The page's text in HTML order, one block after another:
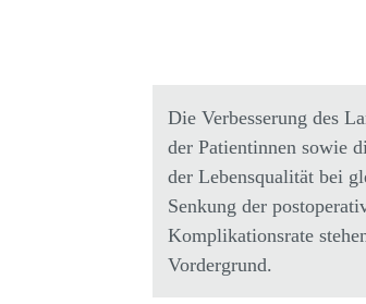
Die Verbesserung des
der Patientinnen sowie
der Lebensqualität bei
Senkung der
Komplikationsrate
Vordergrund.